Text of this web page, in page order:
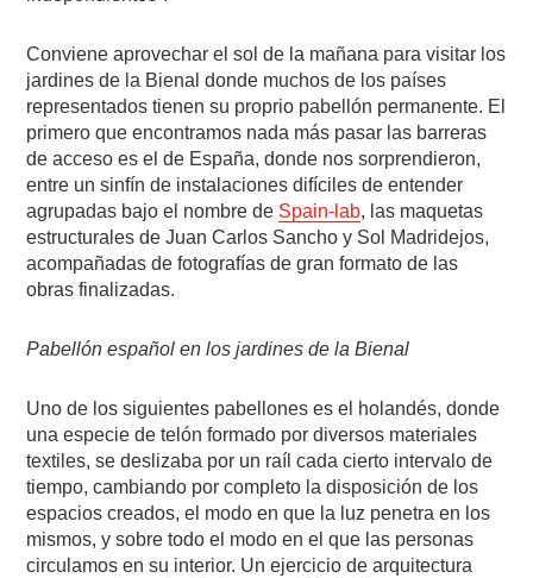
Conviene aprovechar el sol de la mañana para visitar los
jardines de la Bienal donde muchos de los países
representados tienen su proprio pabellón permanente. El
primero que encontramos nada más pasar las barreras
de acceso es el de España, donde nos sorprendieron,
entre un sinfín de instalaciones difíciles de entender
agrupadas bajo el nombre de Spain-lab, las maquetas
estructurales de Juan Carlos Sancho y Sol Madridejos,
acompañadas de fotografías de gran formato de las
obras finalizadas.
Pabellón español en los jardines de la Bienal
Uno de los siguientes pabellones es el holandés, donde
una especie de telón formado por diversos materiales
textiles, se deslizaba por un raíl cada cierto intervalo de
tiempo, cambiando por completo la disposición de los
espacios creados, el modo en que la luz penetra en los
mismos, y sobre todo el modo en el que las personas
circulamos en su interior. Un ejercicio de arquitectura